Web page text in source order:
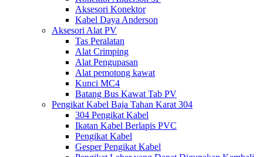
Aksesori Konektor
Kabel Daya Anderson
Aksesori Alat PV
Tas Peralatan
Alat Crimping
Alat Pengupasan
Alat pemotong kawat
Kunci MC4
Batang Bus Kawat Tab PV
Pengikat Kabel Baja Tahan Karat 304
304 Pengikat Kabel
Ikatan Kabel Berlapis PVC
Pengikat Kabel
Gesper Pengikat Kabel